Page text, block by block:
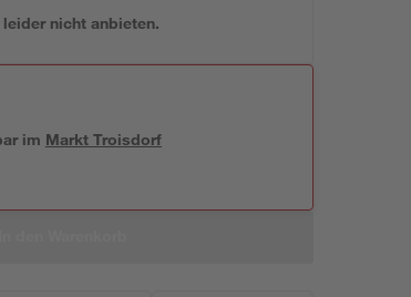
nicht anbieten.
im Markt Troisdorf